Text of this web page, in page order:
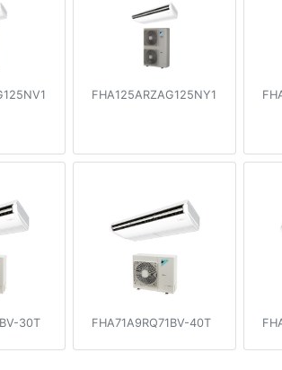
FHA125ARZAG125NY1
30T FHA71A9RQ71BV-40T